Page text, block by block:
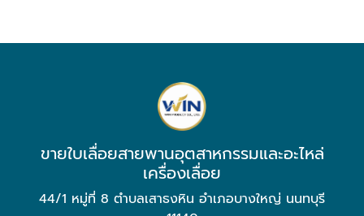
ขายใบเลื่อยสายพานอุตสาหกรรมและอะไหล่
เครื่องเลื่อย
44/1 หมู่ที่ 8 ตำบลเสาธงหิน อำเภอบางใหญ่ นนทบุรี